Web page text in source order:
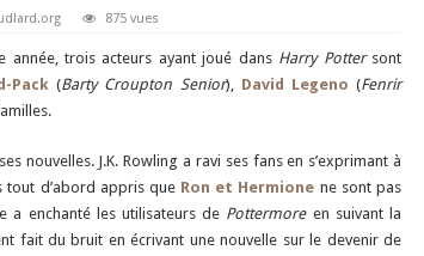
875 vues
année, trois acteurs ayant joué dans Harry Pottersont
Pack (Barty Croupton Senior), David Legeno (Fenrir
nouvelles. J.K. Rowling a ravi ses fans en s’exprimant à
tout d’abord appris que Ron et Hermione ne sont pas
a enchanté les utilisateurs de Pottermoreen suivant la
fait du bruit en écrivant une nouvelle sur le devenir de